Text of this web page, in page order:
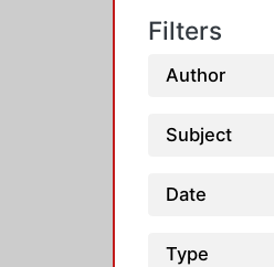
Filters
Author
Subject
Date
Type